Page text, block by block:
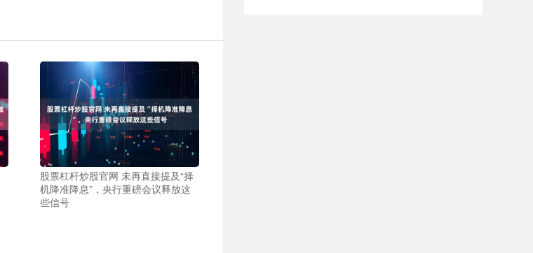
股票杠杆炒股官网 未再直接提及“择
机降准降息”，央行重磅会议释放这
些信号